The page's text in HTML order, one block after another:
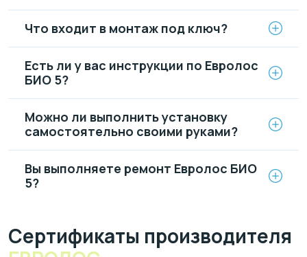
Что входит в монтаж под ключ?
Есть ли у вас инструкции по Евролос
БИО 5?
Можно ли выполнить установку
самостоятельно своими руками?
Вы выполняете ремонт Евролос БИО
5?
Cертификаты производителя